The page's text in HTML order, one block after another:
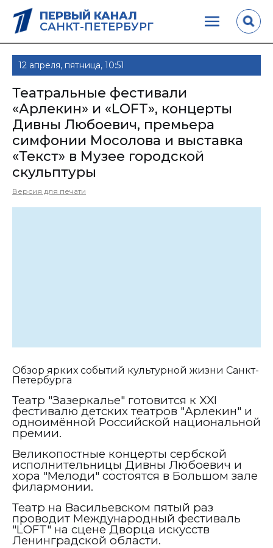
ПЕРВЫЙ КАНАЛ
САНКТ-ПЕТЕРБУРГ
12 апреля, пятница, 10:51
Театральные фестивали
«Арлекин» и «LOFT», концерты
Дивны Любоевич, премьера
симфонии Мосолова и выставка
«Текст» в Музее городской
скульптуры
Версия для печати
Обзор ярких событий культурной жизни Санкт-
Петербурга
Театр "Зазеркалье" готовится к XXI
фестивалю детских театров "Арлекин" и
одноимённой Российской национальной
премии.
Великопостные концерты сербской
исполнительницы Дивны Любоевич и
хора "Мелоди" состоятся в Большом зале
филармонии.
Театр на Васильевском пятый раз
проводит Международный фестиваль
"LOFT" на сцене Дворца искусств
Ленинградской области.